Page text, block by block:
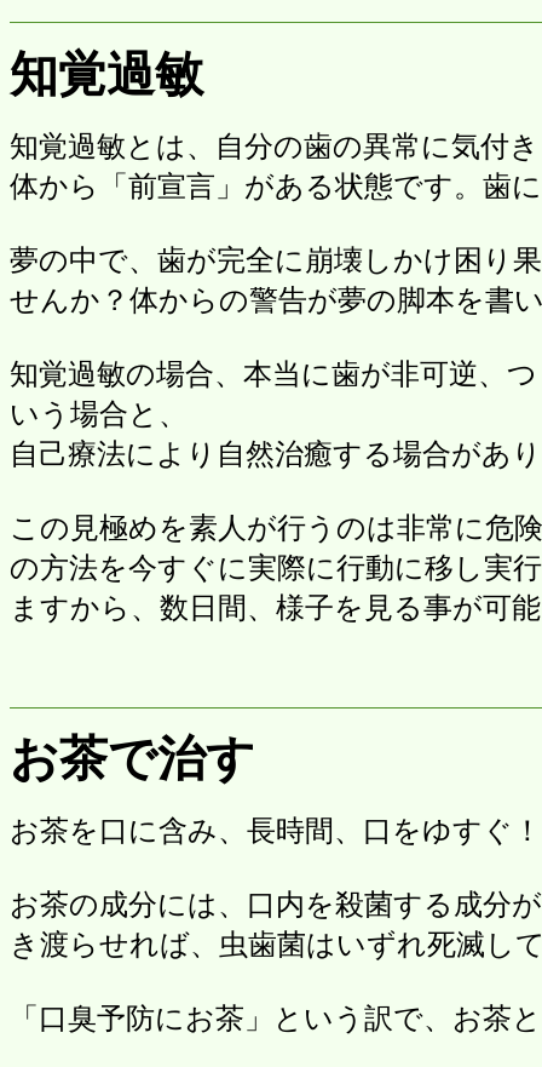
知覚過敏
知覚過敏とは、自分の歯の異常に気付
体から「前宣言」がある状態です。歯
夢の中で、歯が完全に崩壊しかけ困り
せんか？体からの警告が夢の脚本を書
知覚過敏の場合、本当に歯が非可逆、
いう場合と、
自己療法により自然治癒する場合があ
この見極めを素人が行うのは非常に危
の方法を今すぐに実際に行動に移し実
ますから、数日間、様子を見る事が可
お茶で治す
お茶を口に含み、長時間、口をゆすぐ！
お茶の成分には、口内を殺菌する成分
き渡らせれば、虫歯菌はいずれ死滅し
「口臭予防にお茶」という訳で、お茶